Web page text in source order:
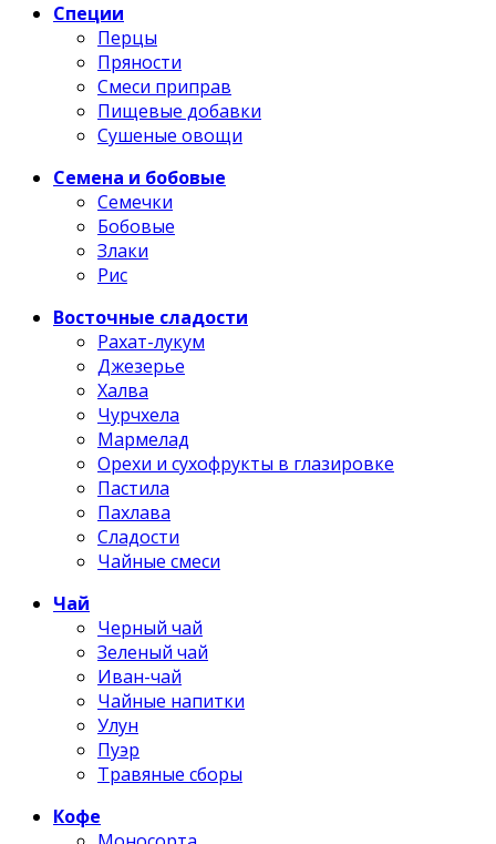
Специи
Перцы
Пряности
Смеси приправ
Пищевые добавки
Сушеные овощи
Семена и бобовые
Семечки
Бобовые
Злаки
Рис
Восточные сладости
Рахат-лукум
Джезерье
Халва
Чурчхела
Мармелад
Орехи и сухофрукты в глазировке
Пастила
Пахлава
Сладости
Чайные смеси
Чай
Черный чай
Зеленый чай
Иван-чай
Чайные напитки
Улун
Пуэр
Травяные сборы
Кофе